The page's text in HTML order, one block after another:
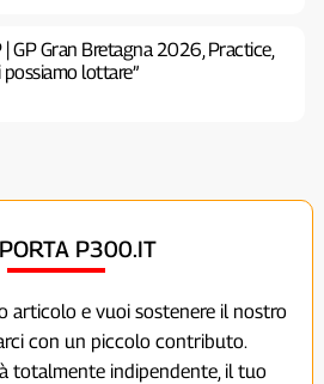
| GP Gran Bretagna 2026, Practice,
possiamo lottare”
P300.IT
articolo e vuoi sostenere il nostro
con un piccolo contributo.
totalmente indipendente, il tuo